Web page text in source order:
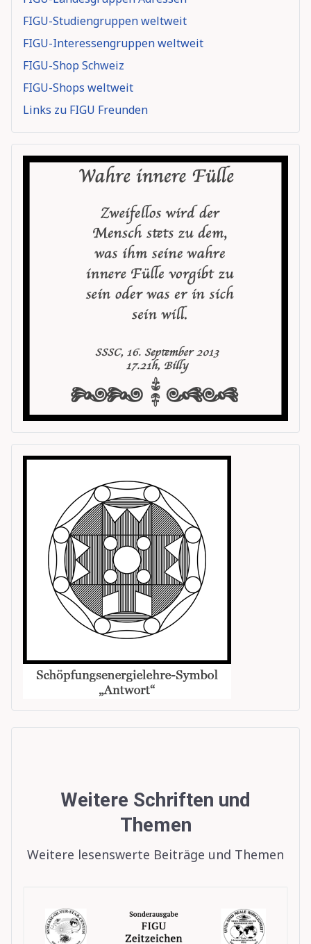
FIGU-Studiengruppen weltweit
FIGU-Interessengruppen weltweit
FIGU-Shop Schweiz
FIGU-Shops weltweit
Links zu FIGU Freunden
Weitere Schriften und
Themen
Weitere lesenswerte Beiträge und Themen